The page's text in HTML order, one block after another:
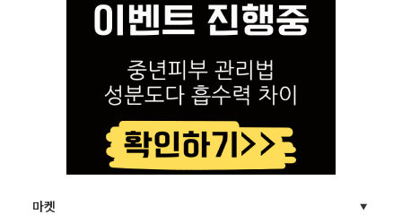
마켓